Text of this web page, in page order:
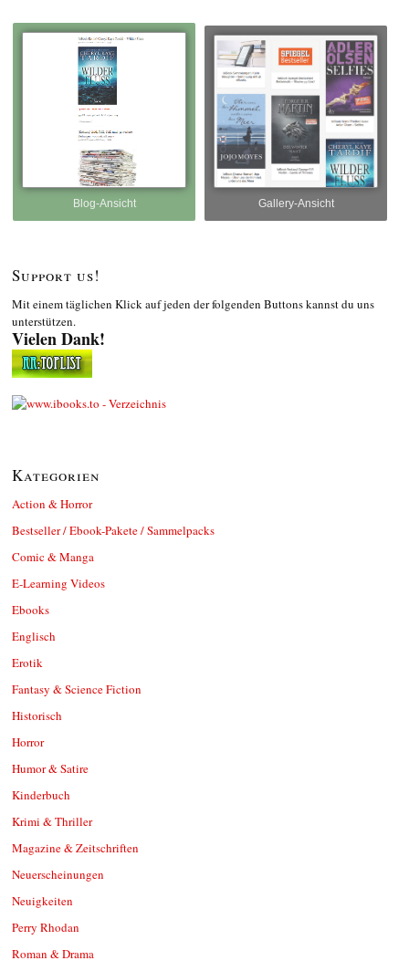
Blog-Ansicht Gallery-Ansicht
Support us!
Mit einem täglichen Klick auf jeden der folgenden Buttons kannst du uns
unterstützen.
Vielen Dank!
Kategorien
Action & Horror
Bestseller / Ebook-Pakete / Sammelpacks
Comic & Manga
E-Learning Videos
Ebooks
Englisch
Erotik
Fantasy & Science Fiction
Historisch
Horror
Humor & Satire
Kinderbuch
Krimi & Thriller
Magazine & Zeitschriften
Neuerscheinungen
Neuigkeiten
Perry Rhodan
Roman & Drama